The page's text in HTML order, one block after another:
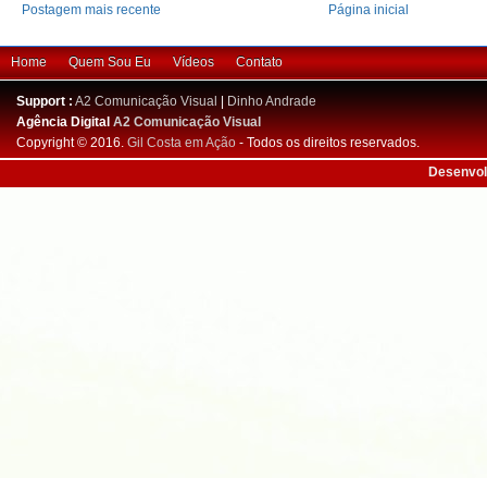
Postagem mais recente Página inicial
Home Quem Sou Eu Vídeos Contato
Support : A2 Comunicação Visual | Dinho Andrade
Agência DigitalA2 Comunicação Visual
Copyright © 2016. Gil Costa em Ação - Todos os direitos reservados.